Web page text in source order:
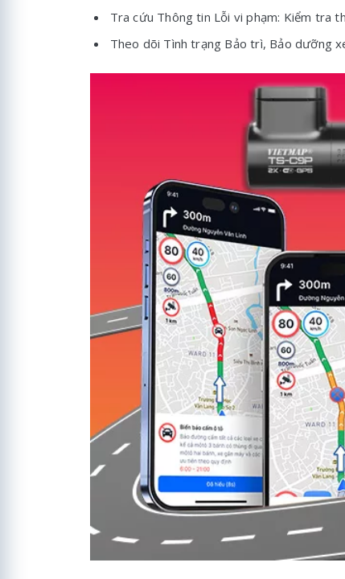
Tra cứu Thông tin Lỗi vi phạm: Kiểm tra
Theo dõi Tình trạng Bảo trì, Bảo dưỡng